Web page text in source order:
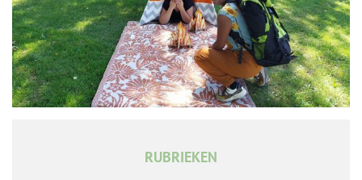
RUBRIEKEN